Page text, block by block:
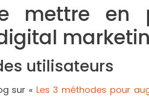
mettre en
utilisateurs
sur « Les 3 méthodes pour